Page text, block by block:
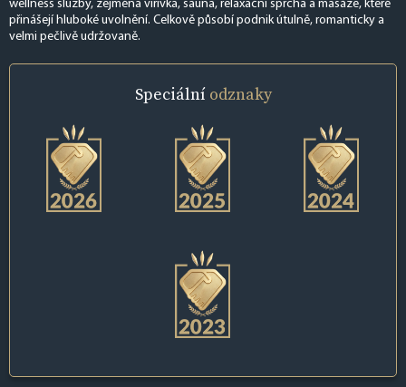
wellness služby, zejména vířivka, sauna, relaxační sprcha a masáže, které
přinášejí hluboké uvolnění. Celkově působí podnik útulně, romanticky a
velmi pečlivě udržovaně.
Speciální odznaky